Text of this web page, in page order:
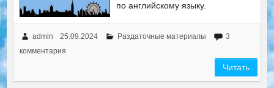
по английскому языку.
admin 25.09.2024 Раздаточные материалы
3
комментария
Читать